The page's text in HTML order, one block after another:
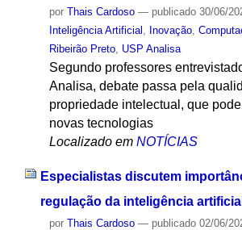
por Thais Cardoso — publicado30/06/
Inteligência Artificial
Inovação,
Ribeirão Preto, USP Analisa
Segundo professores
Analisa, debate passa pela
propriedade intelectual, que
novas tecnologias
Localizado em NOTÍCIAS
Especialistas discutem
regulação da inteligência artificial
por Thais Cardoso — publicado02/06/